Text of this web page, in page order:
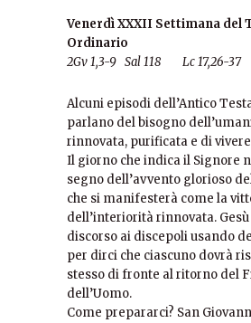
Venerdì XXXII Settimana del
Ordinario
2Gv 1,3-9 Sal 118 Lc 17,26-37
Alcuni episodi dell’Antico
parlano del bisogno
rinnovata, purificata e di
Il giorno che indica il Signore
segno dell’avvento glorioso
che si manifesterà come la
dell’interiorità rinnovata.
discorso ai discepoli usando
per dirci che ciascuno dovrà
stesso di fronte al ritorno del
dell’Uomo.
Come prepararci? San